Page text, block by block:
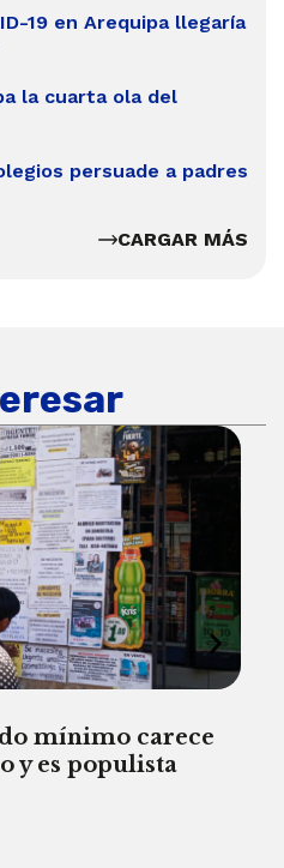
19 en Arequipa llegaría
la cuarta ola del
persuade a padres
CARGAR MÁS
mínimo carece
y es populista